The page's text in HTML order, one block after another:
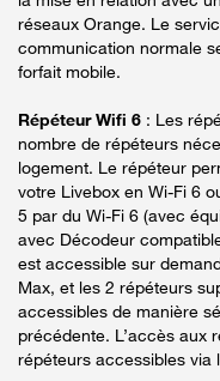
réseaux Orange. Le
communication normale
forfait mobile.
Répéteur Wifi 6 : Les
nombre de répéteurs
logement. Le répéteur
votre Livebox en Wi-Fi 6
5 par du Wi-Fi 6 (avec
avec Décodeur
est accessible sur
Max, et les 2 répéteurs
accessibles de manière
précédente. L’accès aux
répéteurs accessibles via